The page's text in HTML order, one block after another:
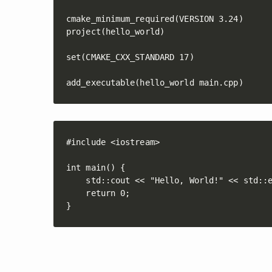
cmake_minimum_required(VERSION 3.24)
project(hello_world)
set(CMAKE_CXX_STANDARD 17)
add_executable(hello_world main.cpp)
#include <iostream>
int main( )
{
    std
:: cout << "Hello, World!" << std::
return 0;
}